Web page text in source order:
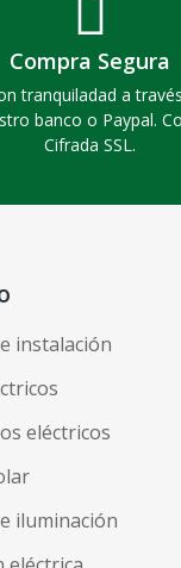
Compra Segura
tranquiladad a
banco o Paypal.
Cifrada SSL.
instalación
eléctricos
iluminación